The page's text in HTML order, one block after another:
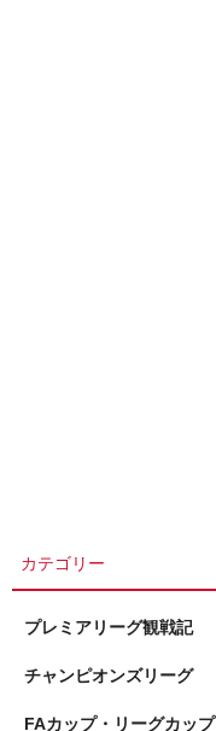
カテゴリー
プレミアリーグ観戦記
チャンピオンズリーグ
FAカップ・リーグカップ